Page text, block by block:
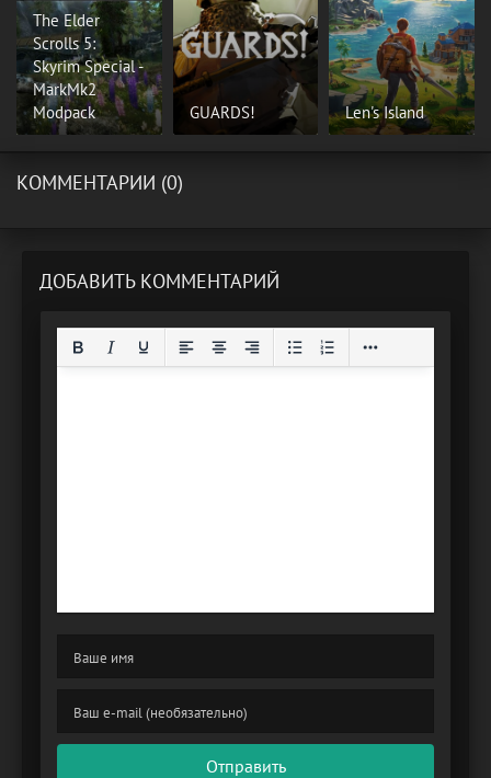
The Elder
Scrolls 5:
Skyrim Special -
MarkMk2
Modpack
GUARDS! Len's Island
КОММЕНТАРИИ (0)
ДОБАВИТЬ КОММЕНТАРИЙ
Отправить